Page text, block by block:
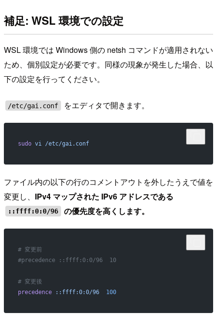
補足: WSL 環境での設定
WSL 環境では Windows 側の netsh コマンドが適用されない
ため、個別設定が必要です。同様の現象が発生した場合、以
下の設定を行ってください。
/etc/gai.conf をエディタで開きます。
sudo vi /etc/gai.conf
ファイル内の以下の行のコメントアウトを外したうえで値を
変更し、 IPv4 マップされた IPv6 アドレスである
::ffff:0:0/96 の優先度を高くします。
# 変更前
#precedence ::ffff:0:0/96  10
# 変更後
precedence ::ffff:0:0/96
  100